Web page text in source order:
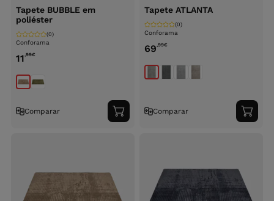
Tapete BUBBLE em
poliéster
Conforama
(0)
11,99€
Comparar
Adicionar
ao
Tapete ATLANTA
Conforama
(0)
69,99€
Comparar
ao